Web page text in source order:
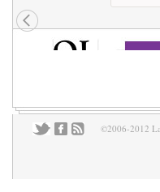
©2006-2012